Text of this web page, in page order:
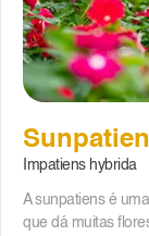
Impatiens hybrida
A sunpatiens é
que dá muitas